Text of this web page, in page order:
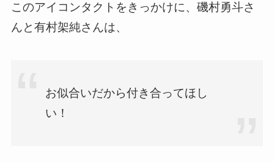
このアイコンタクトをきっかけに、磯村勇斗さ
んと有村架純さんは、
お似合いだから付き合ってほし
い！